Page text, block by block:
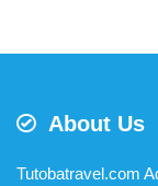
About Us
Tutobatravel.com